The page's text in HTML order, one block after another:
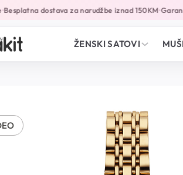
dostava za narudžbe iznad 150KM•
ŽENSKI SATOVI